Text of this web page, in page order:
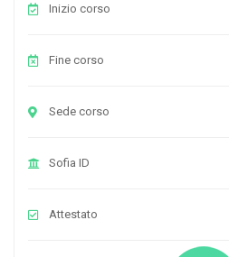
Inizio corso
Fine corso
Sede corso
Sofia ID
Attestato